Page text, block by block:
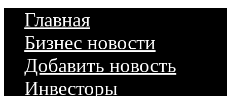
Главная
Бизнес новости
Добавить новость
Инвесторы